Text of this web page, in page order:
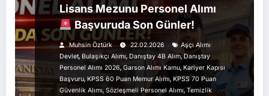
Lisans Mezunu Personel Alımı
Başvuruda Son Günler!
Muhsin Öztürk 22.02.2026
Aşçı Alımı
Devlet, Bulaşıkçı Alımı, Danıştay 4B Alım, Danıştay
Personel Alımı 2026, Garson Alımı Kamu, Kariyer Kapısı
Başvuru, KPSS 60 Puan Memur Alımı, KPSS 70 Puan
Güvenlik Alımı, Sözleşmeli Personel Alımı, Temizlik